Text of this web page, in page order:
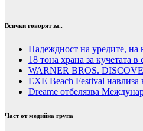
Всички говорят за..
Надеждност на уредите, на
18 тона храна за кучетата
WARNER BROS.
EXE Beach Festival
Dreame отбелязва
Част от медийна група